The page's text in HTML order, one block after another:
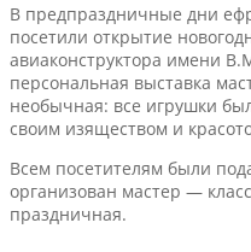
В предпраздничные дни
посетили открытие
авиаконструктора имени
персональная выставка
необычная: все игрушки
своим изяществом и
Всем посетителям были
организован мастер —
праздничная.